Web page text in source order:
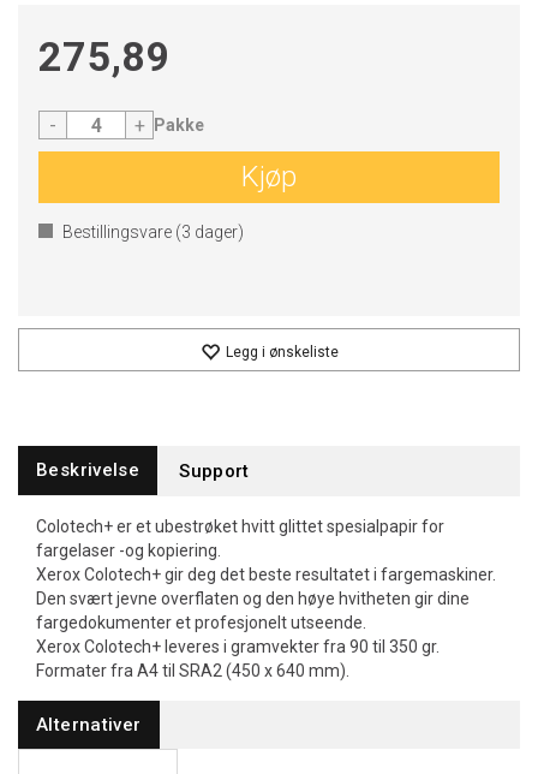
275,89
- + Pakke
Kjøp
Bestillingsvare (3 dager)
Legg i ønskeliste
Beskrivelse Support
Colotech+ er et ubestrøket hvitt glittet spesialpapir for
fargelaser -og kopiering.
Xerox Colotech+ gir deg det beste resultatet i fargemaskiner.
Den svært jevne overflaten og den høye hvitheten gir dine
fargedokumenter et profesjonelt utseende.
Xerox Colotech+ leveres i gramvekter fra 90 til 350 gr.
Formater fra A4 til SRA2 (450 x 640 mm).
Alternativer